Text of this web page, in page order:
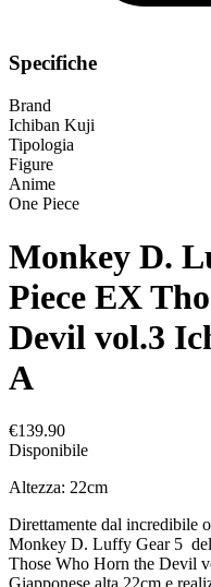
Specifiche
Brand
Ichiban Kuji
Tipologia
Figure
Anime
One Piece
Monkey D.
Piece EX
Devil vol.3
A
€139.90
Disponibile
Altezza: 22cm
Direttamente dal incredibile
Monkey D. Luffy Gear 5
Those Who Horn the Devil